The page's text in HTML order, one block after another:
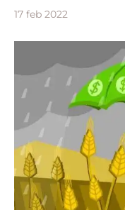
17 feb 2022